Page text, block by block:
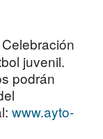
juvenil.
podrán
www.ayto-